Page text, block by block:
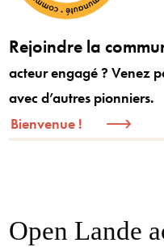
Rejoindre la
acteur engagé ? Venez
avec d’autres pionniers.
Bienvenue !
Open Lande